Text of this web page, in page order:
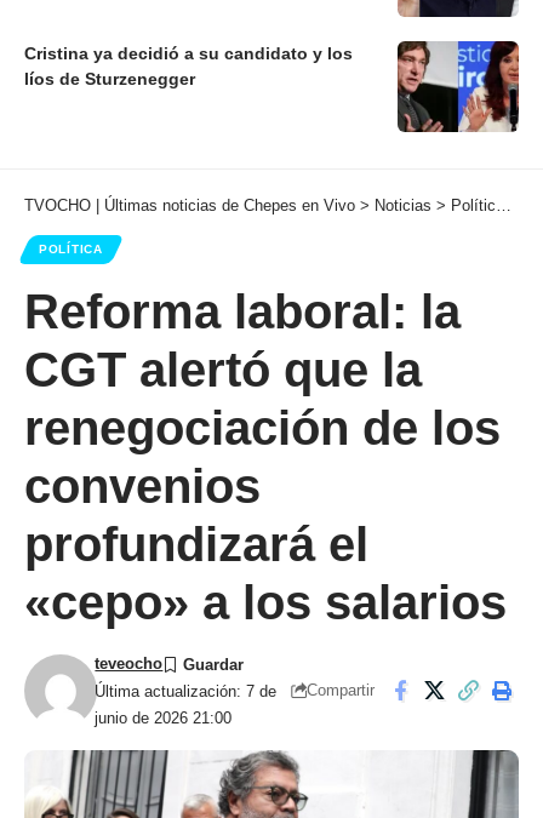
Cristina ya decidió a su candidato y los
líos de Sturzenegger
TVOCHO | Últimas noticias de Chepes en Vivo > Noticias > Política
POLÍTICA
Reforma laboral: la
CGT alertó que la
renegociación de los
convenios
profundizará el
«cepo» a los salarios
Última actualización: 7 de
junio de 2026 21:00
teveocho
Compartir